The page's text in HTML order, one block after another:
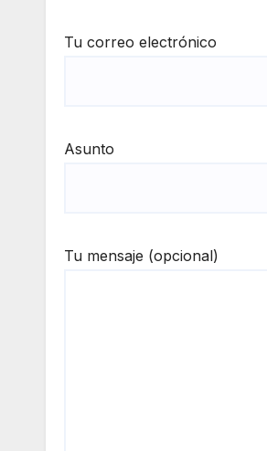
Tu correo electrónico
Asunto
Tu mensaje (opcional)